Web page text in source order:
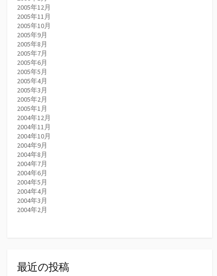
2005年12月
2005年11月
2005年10月
2005年9月
2005年8月
2005年7月
2005年6月
2005年5月
2005年4月
2005年3月
2005年2月
2005年1月
2004年12月
2004年11月
2004年10月
2004年9月
2004年8月
2004年7月
2004年6月
2004年5月
2004年4月
2004年3月
2004年2月
最近の投稿